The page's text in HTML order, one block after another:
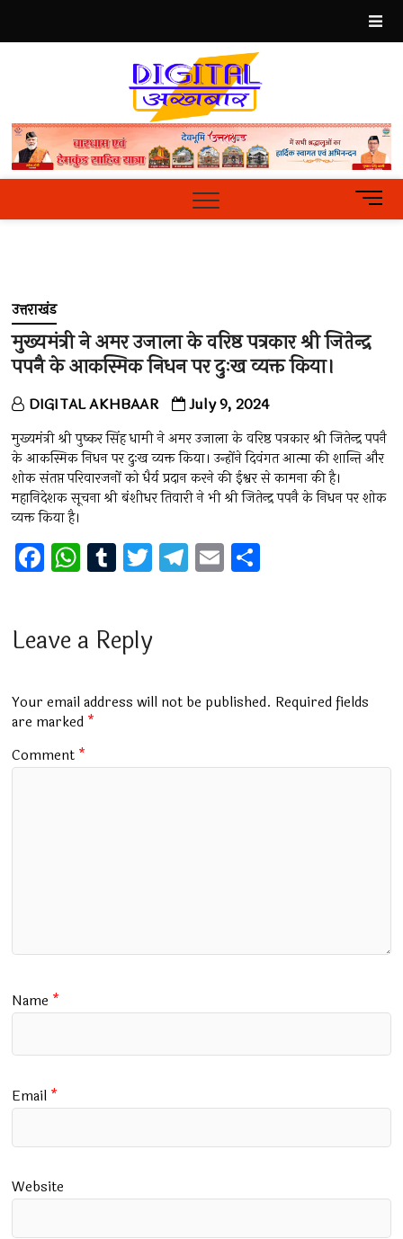
content
Hindi
News
PortalM
e
t
o
उत्तराखंड
मुख्यमंत्री ने अमर उजाला के वरिष्ठ पत्रकार श्री जितेन्द्र
पपनै के आकस्मिक निधन पर दुःख व्यक्त किया।
DIGITAL AKHBAAR July 9, 2024
मुख्यमंत्री श्री पुष्कर सिंह धामी ने अमर उजाला के वरिष्ठ पत्रकार श्री जितेन्द्र पपनै
के आकस्मिक निधन पर दुःख व्यक्त किया। उन्होंने दिवंगत आत्मा की शान्ति और
शोक संतप्त परिवारजनों को धैर्य प्रदान करने की ईश्वर से कामना की है।
महानिदेशक सूचना श्री बंशीधर तिवारी ने भी श्री जितेन्द्र पपनै के निधन पर शोक
व्यक्त किया है।
F
a
b
o
k
W
h
s
p
p
T
u
bl
T
wi
er
T
el
m
E
m
Leave a Reply
Your email address will not be published. Required fields
are marked *
Comment *
Name *
Email *
Website